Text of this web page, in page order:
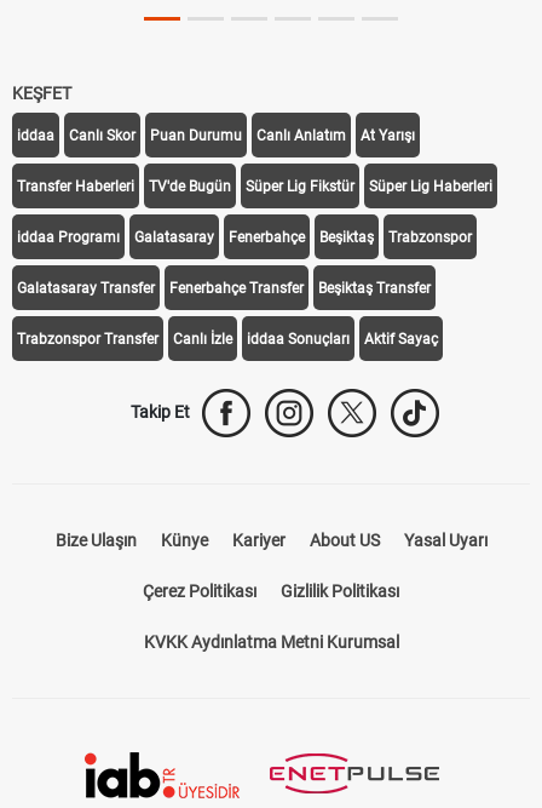
KEŞFET
iddaa Canlı Skor Puan Durumu Canlı Anlatım At Yarışı
Transfer Haberleri TV'de Bugün Süper Lig Fikstür Süper Lig Haberleri
iddaa Programı Galatasaray Fenerbahçe Beşiktaş Trabzonspor
Galatasaray Transfer Fenerbahçe Transfer Beşiktaş Transfer
Trabzonspor Transfer Canlı İzle iddaa Sonuçları Aktif Sayaç
Takip Et
Bize Ulaşın Künye Kariyer About US Yasal Uyarı
Çerez Politikası Gizlilik Politikası
KVKK Aydınlatma Metni Kurumsal